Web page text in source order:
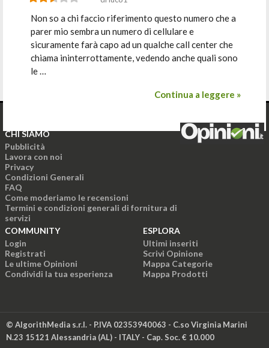
Non so a chi faccio riferimento questo numero che a
parer mio sembra un numero di cellulare e
sicuramente farà capo ad un qualche call center che
chiama ininterrottamente, vedendo anche quali sono
le …
Continua a leggere »
CHI SIAMO
Pubblicità
Lavora con noi
Privacy
Condizioni Generali
FAQ
Come moderiamo le recensioni
Termini e condizioni generali di fornitura di
servizi
COMMUNITY
Login
Registrati
Le ultime Opinioni
Condividi la tua esperienza
ESPLORA
Ultimi inseriti
Scrivi Opinione
Mappa Categorie
Mappa Prodotti
© AlgorithMedia s.r.l. - P.IVA 02353940063 - C.so Virginia Marini
N.23 15121 Alessandria (AL) - ITALY - Cap. Soc. € 10.000